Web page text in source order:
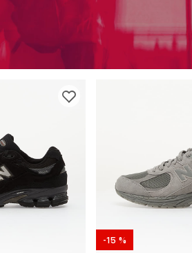
-15 %